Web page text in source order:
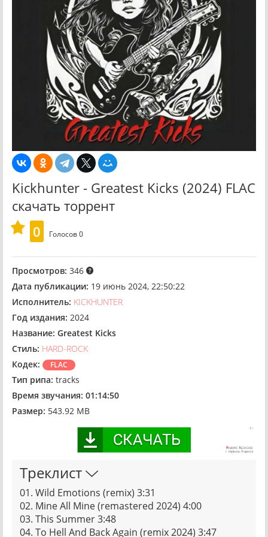
Kickhunter - Greatest Kicks (2024) FLAC
скачать торрент
0
Голосов0
Просмотров: 346
Дата публикации: 19 июнь 2024, 22:50:22
Исполнитель: KICKHUNTER
Год издания: 2024
Название: Greatest Kicks
Стиль: HARD-ROCK
Кодек:
FLAC
Тип рипа: tracks
Время звучания: 01:14:50
Размер: 543.92 MB
Треклист
01. Wild Emotions (remix) 3:31
02. Mine All Mine (remastered 2024) 4:00
03. This Summer 3:48
04. To Hell And Back Again (remix 2024) 3:47